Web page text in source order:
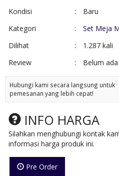
Kondisi
:
Baru
Kategori
:
Set Meja
Dilihat
:
1.287 kali
Review
: Belum
Hubungi kami secara langsung untuk
pemesanan yang lebih cepat!
INFO HARGA
Silahkan menghubungi kontak
informasi harga produk ini.
Pre Order